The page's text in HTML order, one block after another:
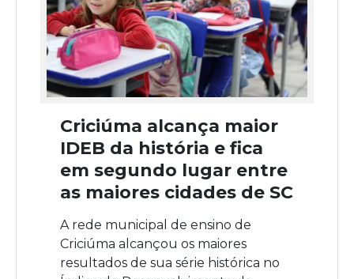
Criciúma alcança maior
IDEB da história e fica
em segundo lugar entre
as maiores cidades de SC
A rede municipal de ensino de
Criciúma alcançou os maiores
resultados de sua série histórica no